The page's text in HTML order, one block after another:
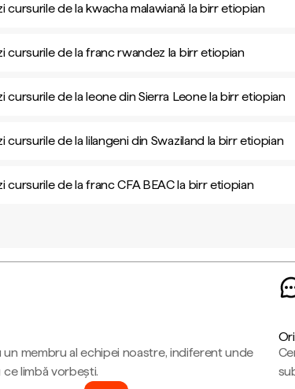
cursurile de la kwacha malawiană la birr etiopian
cursurile de la franc rwandez la birr etiopian
cursurile de la leone din Sierra Leone la birr etiopian
cursurile de la lilangeni din Swaziland la birr etiopian
cursurile de la franc CFA BEAC la birr etiopian
membru al echipei noastre, indiferent unde
limbă vorbești.